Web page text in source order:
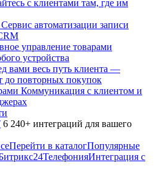
с клиентами там, где им
Сервис автоматизации записи
управление товарами
устройства
вами весь путь клиента —
до повторных покупок
Коммуникация с клиентом и
6 240+ интеграций для вашего
Перейти в каталогПопулярные
ТелефонияИнтеграция с